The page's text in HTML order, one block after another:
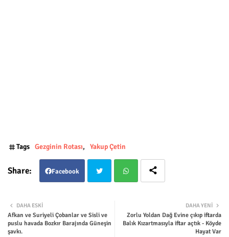
Tags Gezginin Rotası Yakup Çetin
Facebook
ter tsap
DAHA YENI
Zorlu Yoldan Dağ Evine çıkıp iftarda
Balık Kızartmasıyla iftar açtık - Köyde
Hayat Var
DAHA ESKI
Afkan ve Suriyeli Çobanlar ve Sisli ve
puslu havada Bozkır Barajında Güneşin
şavkı.